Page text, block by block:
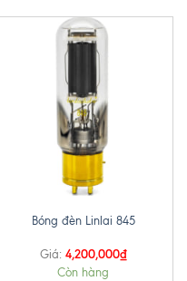
Bóng đèn Linlai 845
Giá: 4,200,000₫
Còn hàng